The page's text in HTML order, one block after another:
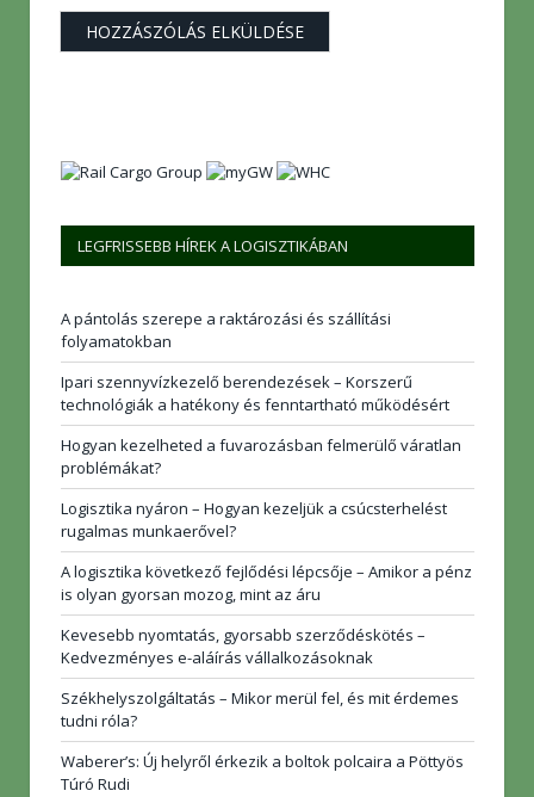
LEGFRISSEBB HÍREK A LOGISZTIKÁBAN
A pántolás szerepe a raktározási és szállítási
folyamatokban
Ipari szennyvízkezelő berendezések – Korszerű
technológiák a hatékony és fenntartható működésért
Hogyan kezelheted a fuvarozásban felmerülő váratlan
problémákat?
Logisztika nyáron – Hogyan kezeljük a csúcsterhelést
rugalmas munkaerővel?
A logisztika következő fejlődési lépcsője – Amikor a pénz
is olyan gyorsan mozog, mint az áru
Kevesebb nyomtatás, gyorsabb szerződéskötés –
Kedvezményes e-aláírás vállalkozásoknak
Székhelyszolgáltatás – Mikor merül fel, és mit érdemes
tudni róla?
Waberer’s: Új helyről érkezik a boltok polcaira a Pöttyös
Túró Rudi